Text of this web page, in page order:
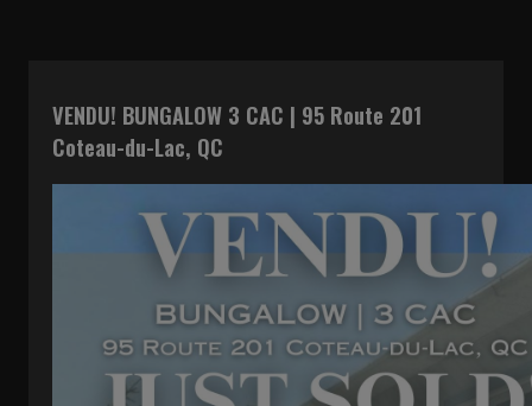
VENDU! BUNGALOW 3 CAC | 95 Route 201
Coteau-du-Lac, QC